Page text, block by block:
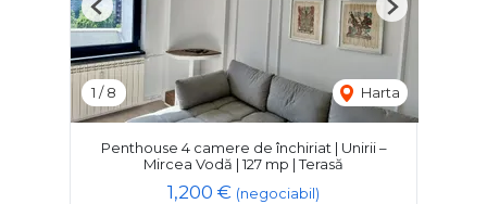
1 /8 Harta
Previous Next
Penthouse 4 camere de închiriat | Unirii –
Mircea Vodă | 127 mp | Terasă
1,200 € (negociabil)